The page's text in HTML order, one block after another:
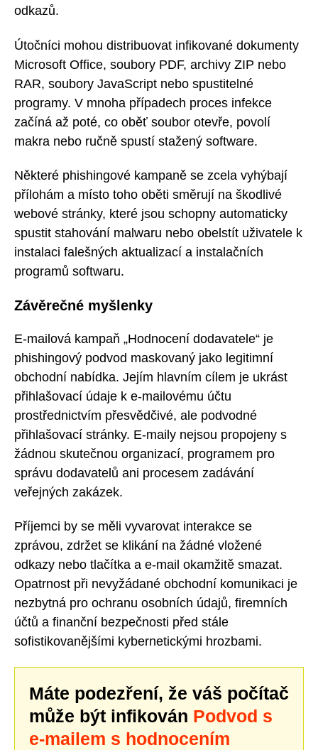
odkazů.
Útočníci mohou distribuovat infikované dokumenty
Microsoft Office, soubory PDF, archivy ZIP nebo
RAR, soubory JavaScript nebo spustitelné
programy. V mnoha případech proces infekce
začíná až poté, co oběť soubor otevře, povolí
makra nebo ručně spustí stažený software.
Některé phishingové kampaně se zcela vyhýbají
přílohám a místo toho oběti směrují na škodlivé
webové stránky, které jsou schopny automaticky
spustit stahování malwaru nebo obelstít uživatele k
instalaci falešných aktualizací a instalačních
programů softwaru.
Závěrečné myšlenky
E-mailová kampaň „Hodnocení dodavatele“ je
phishingový podvod maskovaný jako legitimní
obchodní nabídka. Jejím hlavním cílem je ukrást
přihlašovací údaje k e-mailovému účtu
prostřednictvím přesvědčivé, ale podvodné
přihlašovací stránky. E-maily nejsou propojeny s
žádnou skutečnou organizací, programem pro
správu dodavatelů ani procesem zadávání
veřejných zakázek.
Příjemci by se měli vyvarovat interakce se
zprávou, zdržet se klikání na žádné vložené
odkazy nebo tlačítka a e-mail okamžitě smazat.
Opatrnost při nevyžádané obchodní komunikaci je
nezbytná pro ochranu osobních údajů, firemních
účtů a finanční bezpečnosti před stále
sofistikovanějšími kybernetickými hrozbami.
Máte podezření, že váš počítač
může být infikován Podvod s
e-mailem s hodnocením